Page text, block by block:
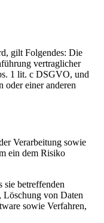
gilt Folgendes: Die
vertraglicher
1 lit. c DSGVO, und
oder einer anderen
Verarbeitung sowie
ein dem Risiko
sie betreffenden
Löschung von Daten
sowie Verfahren,